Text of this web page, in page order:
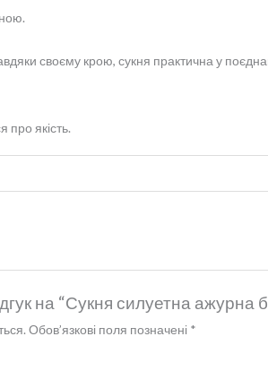
своєму крою, сукня практична у
про якість.
на “Сукня силуетна ажурна
Обов’язкові поля позначені *